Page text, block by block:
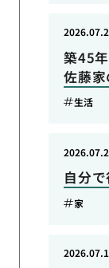
築45
佐藤
生活
自分
家